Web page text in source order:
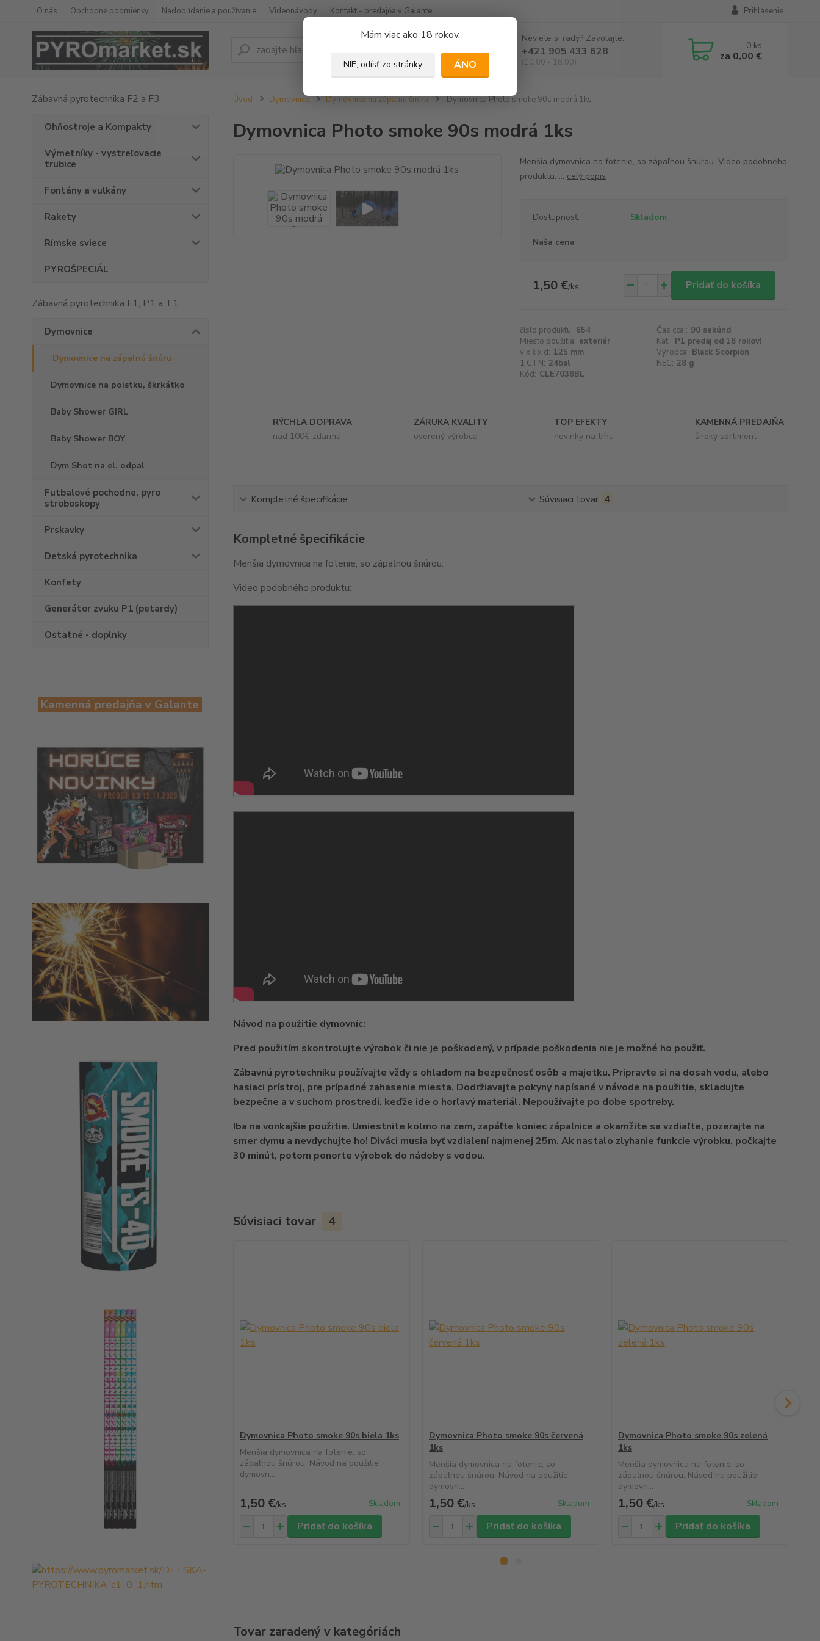
Mám viac ako 18 rokov.
NIE, odísť zo stránky ÁNO
O nás Obchodné podmienky Nadobúdanie a používanie Videonávody Kontakt - predajňa v Galante Prihlásenie
Hľadať
Neviete si rady? Zavolajte.
+421 905 433 628
(10.00 - 18.00)
0 ks
za 0,00 €
Zábavná pyrotechnika F2 a F3
Ohňostroje a Kompakty
Výmetníky - vystreľovacie
trubice
Fontány a vulkány
Rakety
Rímske sviece
PYROŠPECIÁL
Zábavná pyrotechnika F1, P1 a T1
Dymovnice
Dymovnice na zápalnú šnúru
Dymovnice na poistku, škrkátko
Baby Shower GIRL
Baby Shower BOY
Dym Shot na el. odpal
Futbalové pochodne, pyro
stroboskopy
Prskavky
Detská pyrotechnika
Konfety
Generátor zvuku P1 (petardy)
Ostatné - doplnky
Kamenná predajňa v Galante
Úvod Dymovnice Dymovnice na zápalnú šnúru Dymovnica Photo smoke 90s modrá 1ks
Dymovnica Photo smoke 90s modrá 1ks
Menšia dymovnica na fotenie, so zápaľnou šnúrou. Video podobného
produktu: ... celý popis
Dostupnosť: Skladom
Naša cena
1,50 €/ks Pridať do košíka
číslo produktu: 654 Čas cca.: 90 sekúnd
Miesto použitia: exteriér Kat.: P1 predaj od 18 rokov!
v x š x d: 125 mm Výrobca: Black Scorpion
1 CTN: 24bal NEC: 28 g
Kód: CLE7038BL
RÝCHLA DOPRAVA
nad 100€ zdarma
ZÁRUKA KVALITY
overený výrobca
TOP EFEKTY
novinky na trhu
KAMENNÁ PREDAJŇA
široký sortiment
Kompletné špecifikácie Súvisiaci tovar 4
Kompletné špecifikácie
Menšia dymovnica na fotenie, so zápaľnou šnúrou.
Video podobného produktu:
Návod na použitie dymovníc:
Pred použitím skontrolujte výrobok či nie je poškodený, v prípade poškodenia nie je možné ho použiť.
Zábavnú pyrotechniku používajte vždy s ohladom na bezpečnosť osôb a majetku. Pripravte si na dosah vodu, alebo
hasiaci prístroj, pre prípadné zahasenie miesta. Dodržiavajte pokyny napísané v návode na použitie, skladujte
bezpečne a v suchom prostredí, keďže ide o horľavý materiál. Nepoužívajte po dobe spotreby.
Iba na vonkajšie použitie. Umiestnite kolmo na zem, zapáľte koniec zápaľnice a okamžite sa vzdiaľte, pozerajte na
smer dymu a nevdychujte ho! Diváci musia byť vzdialení najmenej 25m. Ak nastalo zlyhanie funkcie výrobku, počkajte
30 minút, potom ponorte výrobok do nádoby s vodou.
Súvisiaci tovar 4
Dymovnica Photo smoke 90s biela 1ks
Menšia dymovnica na fotenie, so
zápaľnou šnúrou. Návod na použitie
dymovn...
1,50 €/ks Skladom
Pridať do košíka
Dymovnica Photo smoke 90s červená
1ks
Menšia dymovnica na fotenie, so
zápaľnou šnúrou. Návod na použitie
dymovn...
1,50 €/ks Skladom
Pridať do košíka
Dymovnica Photo smoke 90s zelená
1ks
Menšia dymovnica na fotenie, so
zápaľnou šnúrou. Návod na použitie
dymovn...
1,50 €/ks Skladom
Pridať do košíka
Tovar zaradený v kategóriách